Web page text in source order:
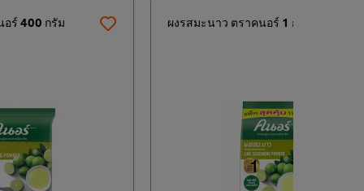
ร์ 400 กรัม ผงรสมะนาว ตราคนอร์ 1 กก.